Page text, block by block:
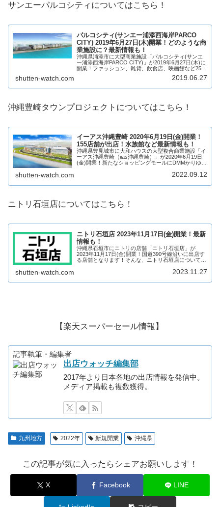
サンエーパルコシティについてはこちら！
パルコシティ(サンエー浦添西海岸PARCO
CITY) 2019年6月27日(木)開業！どのような商
業施設に？最新情報も！
沖縄県浦添市に大型商業施設「パルコシティ(サンエ
ー浦添西海岸PARCO CITY)」が2019年6月27日(木)に
開業！ファッション、雑貨、飲食店、映画館など250
店舗が出店し、沖縄県最大の商業施設になるため期待
shutten-watch.com 2019.06.27
沖縄豊崎タウンプロジェクトについてはこちら！
イーアス沖縄豊崎 2020年6月19日(金)開業！
155店舗が出店！水族館など最新情報も！
沖縄県豊見城市に大和ハウスの大型複合商業施設「イ
ーアス沖縄豊崎（iias沖縄豊崎）」が2020年6月19日
(金)開業！新たなショッピングモールにDMMかりゆし
shutten-watch.com 2022.09.12
ニトリ石垣店についてはこちら！
ニトリ石垣店 2023年11月17日(金)開業！最新
情報も！
沖縄県石垣市にニトリの店舗「ニトリ石垣店」が
2023年11月17日(金)開業！国道390号線沿いに出店す
る店舗となります！そんな、ニトリ石垣店について、
YAEYAMA GATE 石垣市役所跡地につい...
shutten-watch.com 2023.11.27
【楽天スーパーセール情報】
記事執筆・編集者
出店ウォッチ編集部
2017年より日本各地の出店情報を発信中。
メディア掲載も複数獲得。
九州地方 2022年 新規開業 沖縄県
この記事が気に入ったらシェアお願いします！
X Facebook LINE